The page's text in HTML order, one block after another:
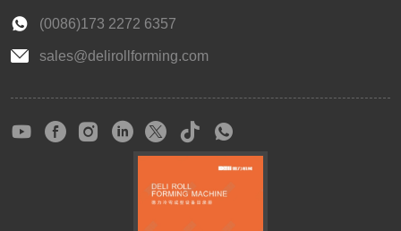
(0086)173 2272 6357
sales@delirollforming.com